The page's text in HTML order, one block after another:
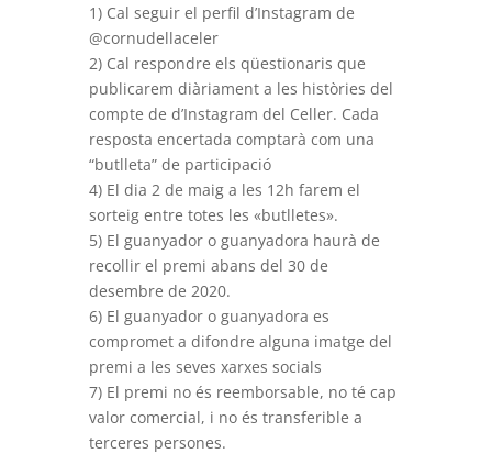
1) Cal seguir el perfil d’Instagram de
@cornudellaceler
2) Cal respondre els qüestionaris que
publicarem diàriament a les històries del
compte de d’Instagram del Celler. Cada
resposta encertada comptarà com una
“butlleta” de participació
4) El dia 2 de maig a les 12h farem el
sorteig entre totes les «butlletes».
5) El guanyador o guanyadora haurà de
recollir el premi abans del 30 de
desembre de 2020.
6) El guanyador o guanyadora es
compromet a difondre alguna imatge del
premi a les seves xarxes socials
7) El premi no és reemborsable, no té cap
valor comercial, i no és transferible a
terceres persones.